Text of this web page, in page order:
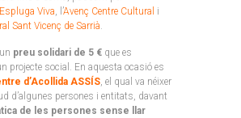
Viva, l’Avenç Centre Cultural i
Sant Vicenç de Sarrià.
preu solidari de 5 € que es
projecte social. En aquesta ocasió es
d’Acollida ASSÍS, el qual va néixer
d’algunes persones i entitats, davant
de les persones sense llar